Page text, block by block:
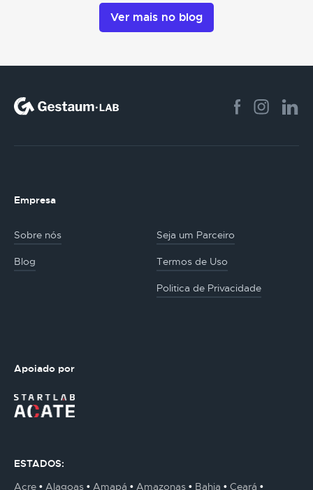
Ver mais no blog
Empresa
Sobre nós Seja um Parceiro
Blog Termos de Uso
Politica de Privacidade
Apoiado por
ESTADOS:
Acre
Alagoas Amapá Amazonas Bahia Ceará